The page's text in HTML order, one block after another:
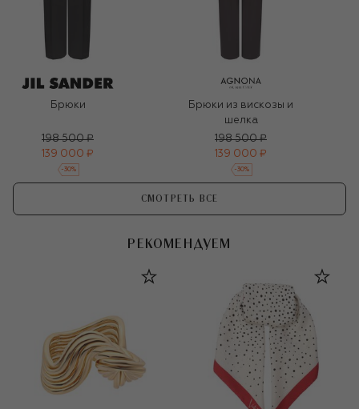
Брюки
198 500 ₽
139 000 ₽
-30%
Брюки из вискозы и
шелка
198 500 ₽
139 000 ₽
-30%
СМОТРЕТЬ ВСЕ
РЕКОМЕНДУЕМ